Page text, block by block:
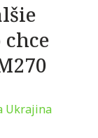
chce